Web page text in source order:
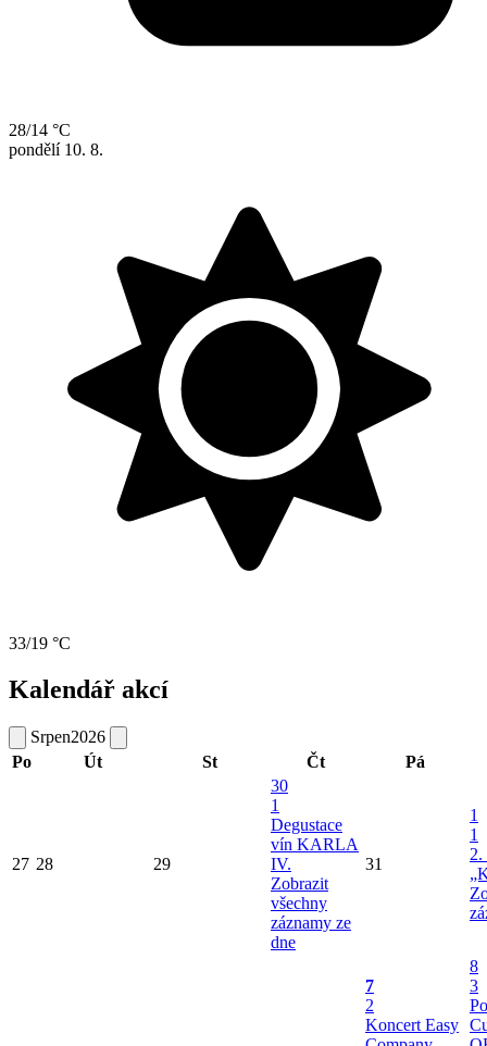
28/14 °C
pondělí 10. 8.
33/19 °C
Kalendář akcí
Srpen2026
Po
Út St Čt Pá
27 28 29
30
1
Degustace
vín KARLA
IV.
Zobrazit
všechny
záznamy ze
dne
31
1
1
2.
7
2
Koncert Easy
8
3